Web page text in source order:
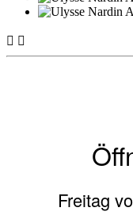
 
Freitag